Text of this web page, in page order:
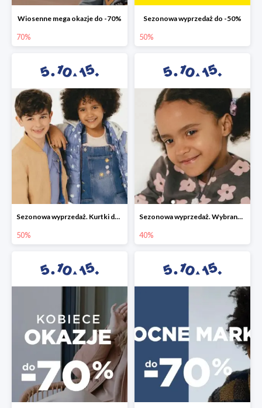
Wiosenne mega okazje do -70%
70%
Sezonowa wyprzedaż do -50%
50%
Sezonowa wyprzedaż. Kurtki do -50%
50%
Sezonowa wyprzedaż. Wybrane modele do -40%
40%